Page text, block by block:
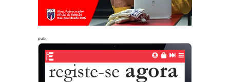
pub.